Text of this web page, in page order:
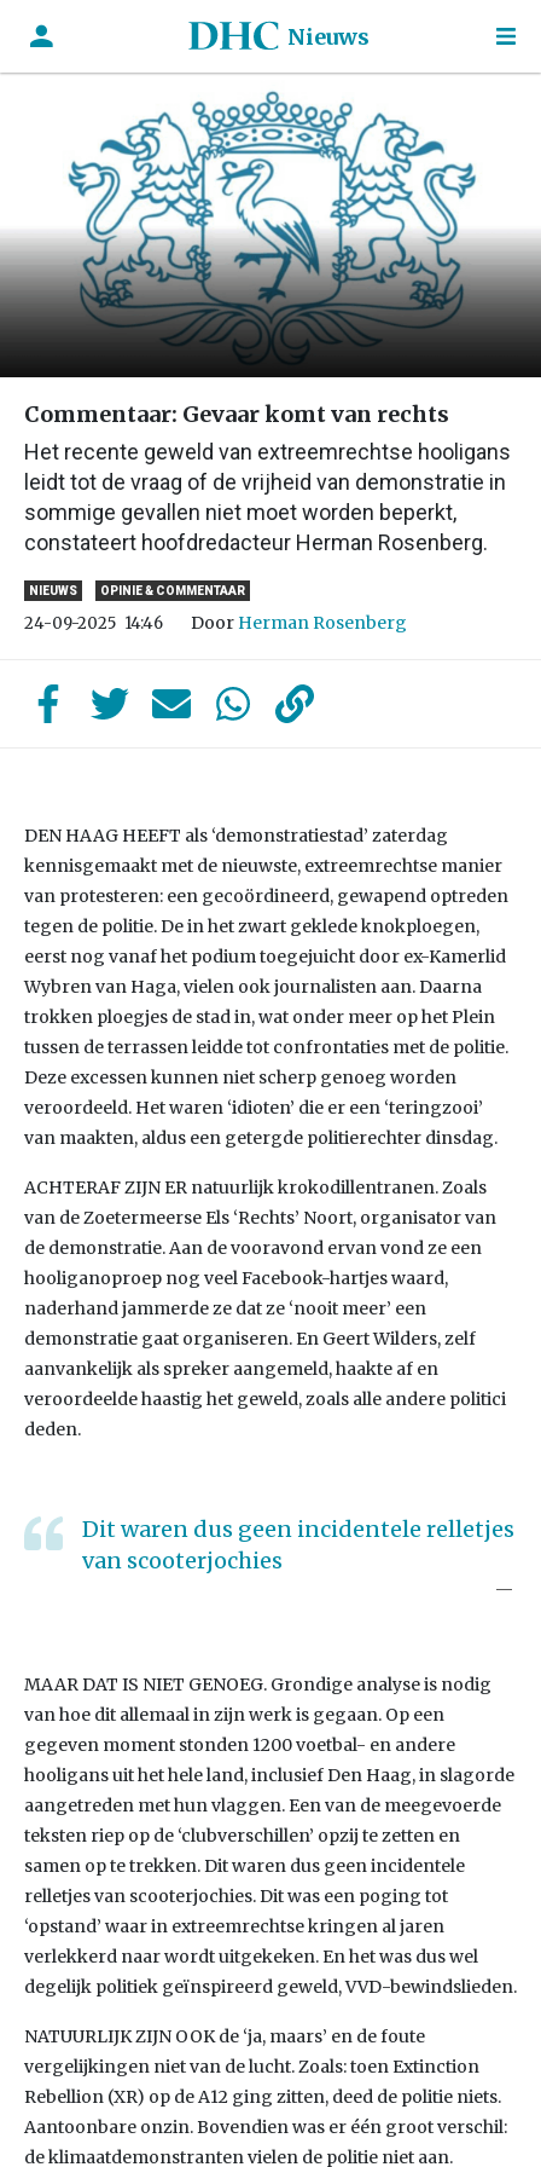
Nieuws
Commentaar: Gevaar komt van rechts
Het recente geweld van extreemrechtse hooligans
leidt tot de vraag of de vrijheid van demonstratie in
sommige gevallen niet moet worden beperkt,
constateert hoofdredacteur Herman Rosenberg.
NIEUWS OPINIE & COMMENTAAR
24-09-2025 14:46 Door Herman Rosenberg
DEN HAAG HEEFT als ‘demonstratiestad’ zaterdag
kennisgemaakt met de nieuwste, extreemrechtse manier
van protesteren: een gecoördineerd, gewapend optreden
tegen de politie. De in het zwart geklede knokploegen,
eerst nog vanaf het podium toegejuicht door ex-Kamerlid
Wybren van Haga, vielen ook journalisten aan. Daarna
trokken ploegjes de stad in, wat onder meer op het Plein
tussen de terrassen leidde tot confrontaties met de politie.
Deze excessen kunnen niet scherp genoeg worden
veroordeeld. Het waren ‘idioten’ die er een ‘teringzooi’
van maakten, aldus een getergde politierechter dinsdag.
ACHTERAF ZIJN ER natuurlijk krokodillentranen. Zoals
van de Zoetermeerse Els ‘Rechts’ Noort, organisator van
de demonstratie. Aan de vooravond ervan vond ze een
hooliganoproep nog veel Facebook-hartjes waard,
naderhand jammerde ze dat ze ‘nooit meer’ een
demonstratie gaat organiseren. En Geert Wilders, zelf
aanvankelijk als spreker aangemeld, haakte af en
veroordeelde haastig het geweld, zoals alle andere politici
deden.
Dit waren dus geen incidentele relletjes
van scooterjochies
MAAR DAT IS NIET GENOEG. Grondige analyse is nodig
van hoe dit allemaal in zijn werk is gegaan. Op een
gegeven moment stonden 1200 voetbal- en andere
hooligans uit het hele land, inclusief Den Haag, in slagorde
aangetreden met hun vlaggen. Een van de meegevoerde
teksten riep op de ‘clubverschillen’ opzij te zetten en
samen op te trekken. Dit waren dus geen incidentele
relletjes van scooterjochies. Dit was een poging tot
‘opstand’ waar in extreemrechtse kringen al jaren
verlekkerd naar wordt uitgekeken. En het was dus wel
degelijk politiek geïnspireerd geweld, VVD-bewindslieden.
NATUURLIJK ZIJN OOK de ‘ja, maars’ en de foute
vergelijkingen niet van de lucht. Zoals: toen Extinction
Rebellion (XR) op de A12 ging zitten, deed de politie niets.
Aantoonbare onzin. Bovendien was er één groot verschil:
de klimaatdemonstranten vielen de politie niet aan.